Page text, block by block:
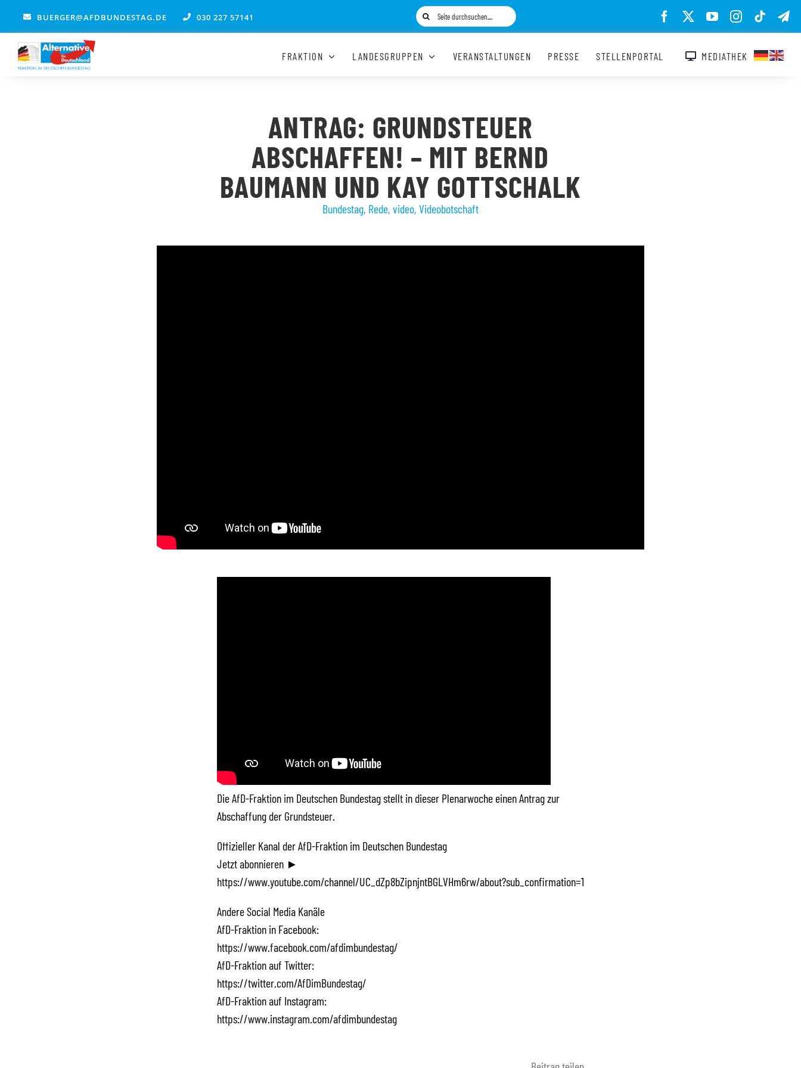
springen
BUERGER@AFDBUNDESTAG.DE 030 227 57141
Suche
nach:
FRAKTION LANDESGRUPPEN VERANSTALTUNGEN PRESSE STELLENPORTAL MEDIATHEK
ANTRAG: GRUNDSTEUER
ABSCHAFFEN! – MIT BERND
BAUMANN UND KAY GOTTSCHALK
Bundestag, Rede, video, Videobotschaft
Die AfD-Fraktion im Deutschen Bundestag stellt in dieser Plenarwoche einen Antrag zur
Abschaffung der Grundsteuer.
Offizieller Kanal der AfD-Fraktion im Deutschen Bundestag
Jetzt abonnieren ►
https://www.youtube.com/channel/UC_dZp8bZipnjntBGLVHm6rw/about?sub_confirmation=1
Andere Social Media Kanäle
AfD-Fraktion in Facebook:
https://www.facebook.com/afdimbundestag/
AfD-Fraktion auf Twitter:
https://twitter.com/AfDimBundestag/
AfD-Fraktion auf Instagram:
https://www.instagram.com/afdimbundestag